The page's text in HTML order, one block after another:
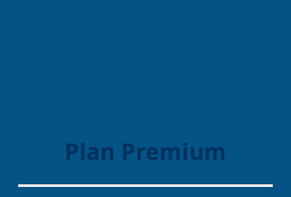
Plan Premium